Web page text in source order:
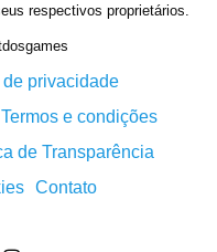
respectivos proprietários.
privacidade
Termos e condições
de Transparência
Contato